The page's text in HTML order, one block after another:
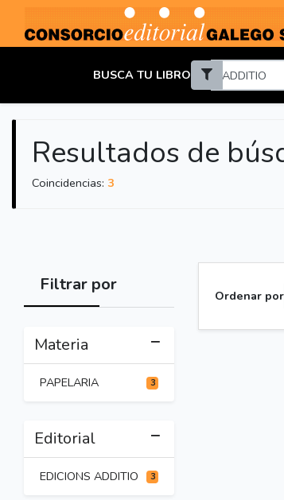
BUSCA TU LIBRO
Resultados de
Coincidencias: 3
Filtrar por
Materia
PAPELARIA 3
Editorial
EDICIONS ADDITIO 3
Ordenar por